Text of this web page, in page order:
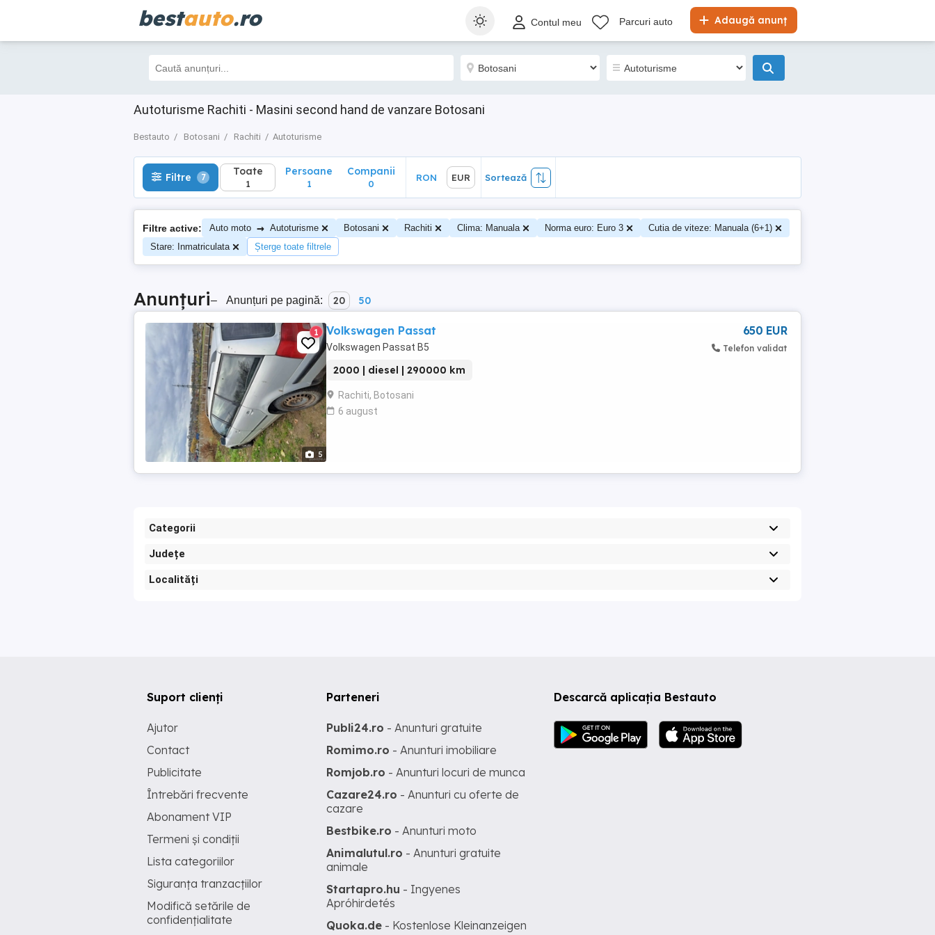
bestauto.ro Adaugă anunț
Contul meu Parcuri auto
Autoturisme Rachiti - Masini second hand de vanzare Botosani
Bestauto Botosani Rachiti Autoturisme
Filtre 7 Toate
1
Sortează
Filtre 7 Toate
1
Persoane
1
Companii
0
RON EUR Sortează
Filtre active: Auto moto → Autoturisme Botosani Rachiti Clima: Manuala Norma euro: Euro 3
Cutia de viteze: Manuala (6+1)
Stare: Inmatriculata
Șterge toate filtrele
Anunțuri– Anunțuri pe pagină: 20 50
5
1 Volkswagen Passat
Volkswagen Passat B5
2000 | diesel | 290000 km
Rachiti, Botosani
6 august
650 EUR
Telefon validat
Categorii
Județe
Localități
Descarcă aplicația Bestauto
Suport clienți
Ajutor
Contact
Publicitate
Întrebări frecvente
Abonament VIP
Termeni și condiții
Lista categoriilor
Siguranța tranzacțiilor
Modifică setările de
confidențialitate
Parteneri
Publi24.ro - Anunturi gratuite
Romimo.ro - Anunturi imobiliare
Romjob.ro - Anunturi locuri de munca
Cazare24.ro - Anunturi cu oferte de
cazare
Bestbike.ro - Anunturi moto
Animalutul.ro - Anunturi gratuite
animale
Startapro.hu - Ingyenes
Apróhirdetés
Quoka.de - Kostenlose Kleinanzeigen